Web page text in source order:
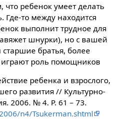
что ребенок умеет делать
Где-то между находится
выполнит трудное для
шнурки), но с вашей
братья, более
роль помощников
ребенка и взрослого,
развития // Культурно-
2006. № 4. P. 61 – 73.
n4/Tsukerman.shtml